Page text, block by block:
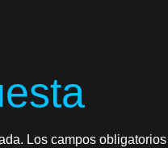
Los campos